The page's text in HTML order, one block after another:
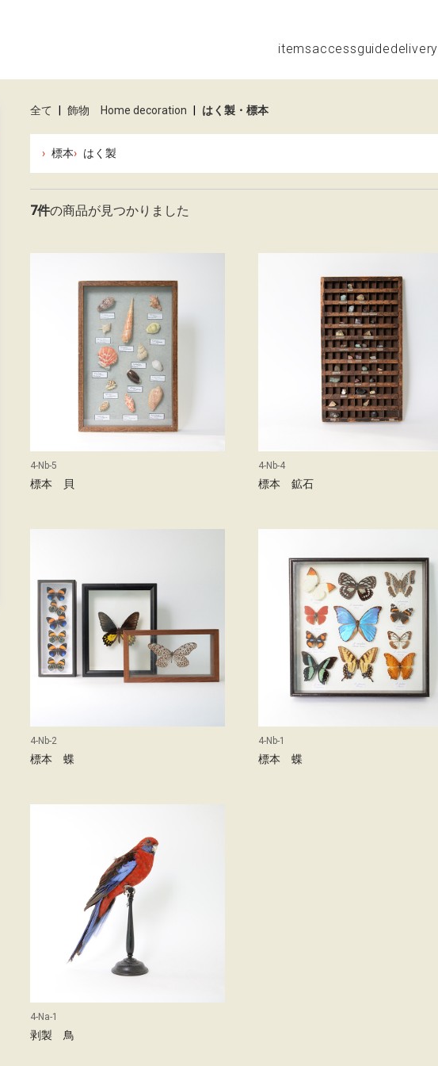
itemsaccessguide
全て 飾物 Home decoration はく製・標本
標本 はく製
7件の商品が見つかりました
4-Nb-5
標本 貝
4-Nb-4
標本 鉱石
4-Nb-2
標本 蝶
4-Nb-1
標本 蝶
4-Na-1
剥製 鳥